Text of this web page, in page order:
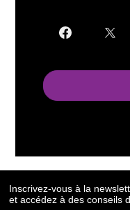
Inscrivez-vous à la
et accédez à des conseils